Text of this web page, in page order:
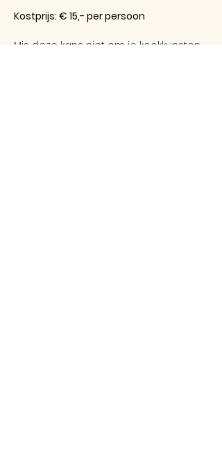
Kostprijs: € 15,- per persoon
Mis deze kans niet om je kookkunsten